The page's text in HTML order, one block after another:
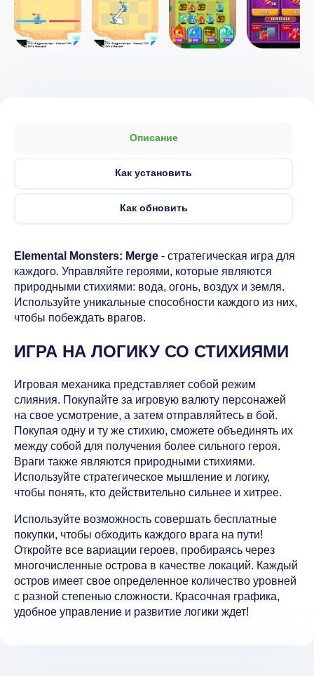
Описание
Как установить
Как обновить
Elemental Monsters: Merge - стратегическая игра для
каждого. Управляйте героями, которые являются
природными стихиями: вода, огонь, воздух и земля.
Используйте уникальные способности каждого из них,
чтобы побеждать врагов.
ИГРА НА ЛОГИКУ СО СТИХИЯМИ
Игровая механика представляет собой режим
слияния. Покупайте за игровую валюту персонажей
на свое усмотрение, а затем отправляйтесь в бой.
Покупая одну и ту же стихию, сможете объединять их
между собой для получения более сильного героя.
Враги также являются природными стихиями.
Используйте стратегическое мышление и логику,
чтобы понять, кто действительно сильнее и хитрее.
Используйте возможность совершать бесплатные
покупки, чтобы обходить каждого врага на пути!
Откройте все вариации героев, пробираясь через
многочисленные острова в качестве локаций. Каждый
остров имеет свое определенное количество уровней
с разной степенью сложности. Красочная графика,
удобное управление и развитие логики ждет!